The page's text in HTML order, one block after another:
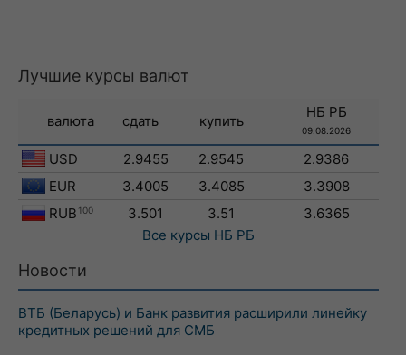
Лучшие курсы валют
валюта сдать купить
НБ РБ
09.08.2026
USD 2.9455 2.9545
2.9386
EUR
3.4005 3.4085
3.3908
RUB 100 3.501 3.51
3.6365
Все курсы НБ РБ
Новости
ВТБ (Беларусь) и Банк развития расширили линейку
кредитных решений для СМБ